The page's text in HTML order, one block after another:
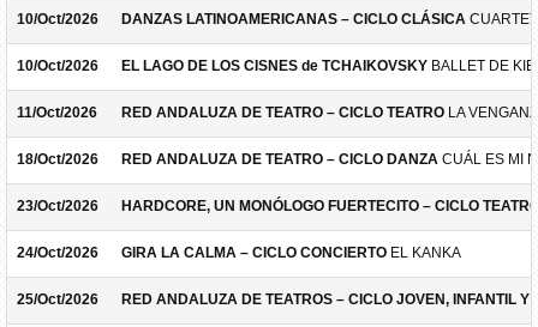
10/Oct/2026 DANZAS LATINOAMERICANAS – CICLO CLÁSICA
10/Oct/2026 EL LAGO DE LOS CISNES de TCHAIKOVSKY BALLET DE
11/Oct/2026 RED ANDALUZA DE TEATRO – CICLO TEATRO LA
18/Oct/2026 RED ANDALUZA DE TEATRO – CICLO DANZA CUÁL ES MI
23/Oct/2026 HARDCORE, UN MONÓLOGO FUERTECITO – CICLO
24/Oct/2026 GIRA LA CALMA – CICLO CONCIERTO EL KANKA
25/Oct/2026 RED ANDALUZA DE TEATROS – CICLO JOVEN, INFANTIL Y